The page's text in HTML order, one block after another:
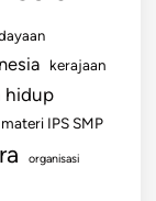
kerajaan
hidup
materi IPS SMP
organisasi